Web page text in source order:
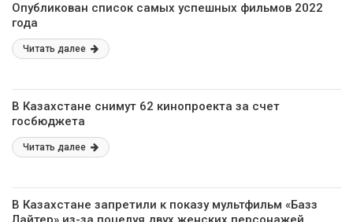
Опубликован список самых успешных фильмов 2022
года
Читать далее
В Казахстане снимут 62 кинопроекта за счет
госбюджета
Читать далее
В Казахстане запретили к показу мультфильм «Базз